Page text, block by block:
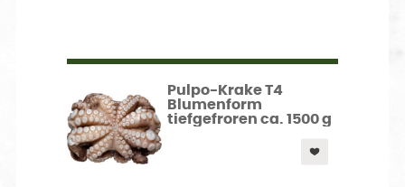
Pulpo-Krake T4
Blumenform
tiefgefroren ca. 1500 g